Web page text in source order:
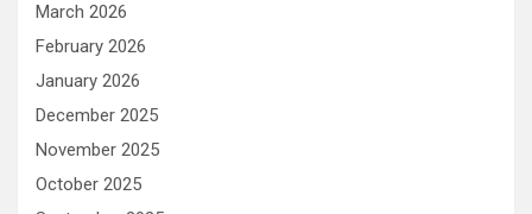
March 2026
February 2026
January 2026
December 2025
November 2025
October 2025